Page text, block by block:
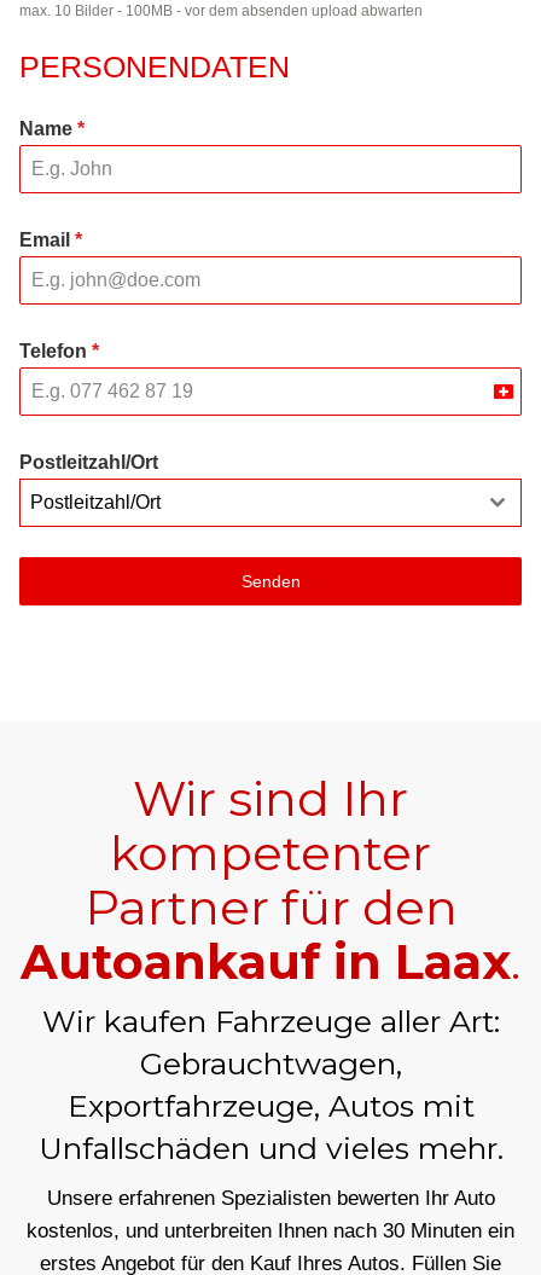
max. 10 Bilder - 100MB - vor dem absenden upload abwarten
PERSONENDATEN
Name *
Email *
Telefon *
Postleitzahl/Ort
Postleitzahl/Ort
Senden
Wir sind Ihr
kompetenter
Partner für den
Autoankauf in Laax.
Wir kaufen Fahrzeuge aller Art:
Gebrauchtwagen,
Exportfahrzeuge, Autos mit
Unfallschäden und vieles mehr.
Unsere erfahrenen Spezialisten bewerten Ihr Auto
kostenlos, und unterbreiten Ihnen nach 30 Minuten ein
erstes Angebot für den Kauf Ihres Autos. Füllen Sie